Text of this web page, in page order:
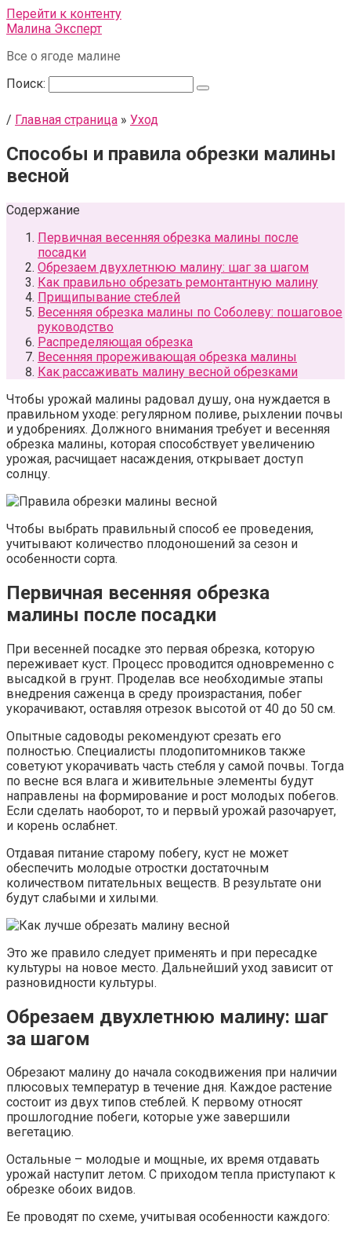
Перейти к контенту
Малина Эксперт
Все о ягоде малине
Поиск:
/ Главная страница » Уход
Способы и правила обрезки малины
весной
Содержание
Первичная весенняя обрезка малины после
посадки
Обрезаем двухлетнюю малину: шаг за шагом
Как правильно обрезать ремонтантную малину
Прищипывание стеблей
Весенняя обрезка малины по Соболеву: пошаговое
руководство
Распределяющая обрезка
Весенняя прореживающая обрезка малины
Как рассаживать малину весной обрезками
Чтобы урожай малины радовал душу, она нуждается в
правильном уходе: регулярном поливе, рыхлении почвы
и удобрениях. Должного внимания требует и весенняя
обрезка малины, которая способствует увеличению
урожая, расчищает насаждения, открывает доступ
солнцу.
Чтобы выбрать правильный способ ее проведения,
учитывают количество плодоношений за сезон и
особенности сорта.
Первичная весенняя обрезка
малины после посадки
При весенней посадке это первая обрезка, которую
переживает куст. Процесс проводится одновременно с
высадкой в грунт. Проделав все необходимые этапы
внедрения саженца в среду произрастания, побег
укорачивают, оставляя отрезок высотой от 40 до 50 см.
Опытные садоводы рекомендуют срезать его
полностью. Специалисты плодопитомников также
советуют укорачивать часть стебля у самой почвы. Тогда
по весне вся влага и живительные элементы будут
направлены на формирование и рост молодых побегов.
Если сделать наоборот, то и первый урожай разочарует,
и корень ослабнет.
Отдавая питание старому побегу, куст не может
обеспечить молодые отростки достаточным
количеством питательных веществ. В результате они
будут слабыми и хилыми.
Это же правило следует применять и при пересадке
культуры на новое место. Дальнейший уход зависит от
разновидности культуры.
Обрезаем двухлетнюю малину: шаг
за шагом
Обрезают малину до начала сокодвижения при наличии
плюсовых температур в течение дня. Каждое растение
состоит из двух типов стеблей. К первому относят
прошлогодние побеги, которые уже завершили
вегетацию.
Остальные – молодые и мощные, их время отдавать
урожай наступит летом. С приходом тепла приступают к
обрезке обоих видов.
Ее проводят по схеме, учитывая особенности каждого: